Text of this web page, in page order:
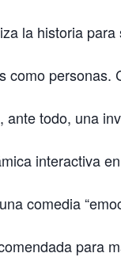
la historia
como personas.
todo, una
interactiva
comedia
para